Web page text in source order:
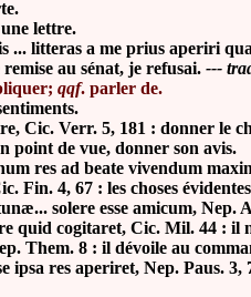
lettre.
a me prius aperiri
au sénat, je refusai. ---
qqf. parler de.
Cic. Verr. 5, 181 : donner le
de vue, donner son avis.
res ad beate vivendum
Fin. 4, 67 : les choses
æ... solere esse amicum,
quid cogitaret, Cic. Mil. 44 : il
8 : il dévoile au
res aperiret, Nep. Paus. 3,